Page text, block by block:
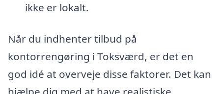
ikke er lokalt.
Når du indhenter tilbud på
kontorrengøring i Toksværd, er det en
god idé at overveje disse faktorer. Det kan